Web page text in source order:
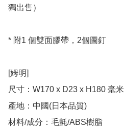
獨出售）
* 附1 個雙面膠帶，2個圖釘
[姆明]
尺寸：W170 x D23 x H180 毫米
產地：中國(日本品質)
材料/成分：毛氈/ABS樹脂